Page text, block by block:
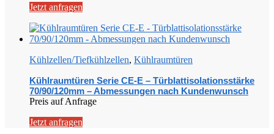
Jetzt anfragen
Kühlzellen/Tiefkühlzellen, Kühlraumtüren
Kühlraumtüren Serie CE-E – Türblattisolationsstärke
70/90/120mm – Abmessungen nach Kundenwunsch
Preis auf Anfrage
Jetzt anfragen